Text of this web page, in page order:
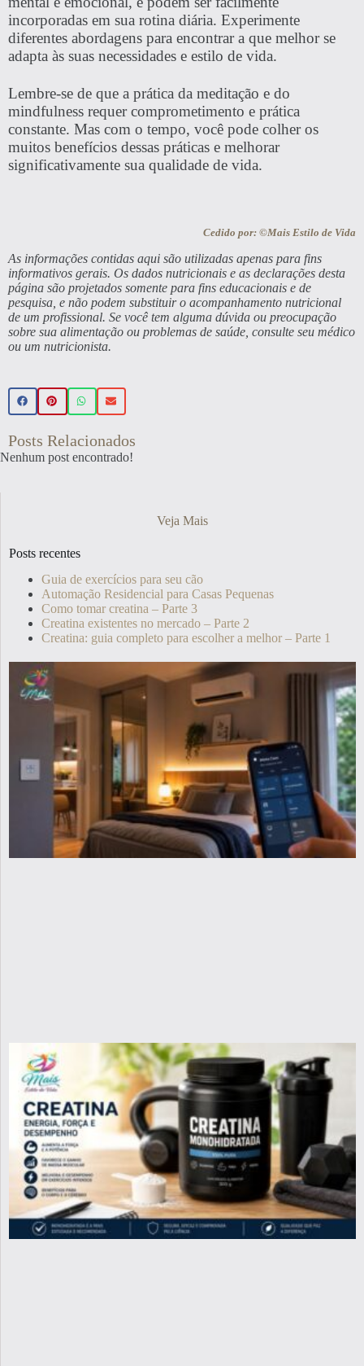
incorporadas em sua rotina diária. Experimente
diferentes abordagens para encontrar a que melhor se
adapta às suas necessidades e estilo de vida.
Lembre-se de que a prática da meditação e do
mindfulness requer comprometimento e prática
constante. Mas com o tempo, você pode colher os
muitos benefícios dessas práticas e melhorar
significativamente sua qualidade de vida.
Cedido por: ©Mais Estilo de Vida
As informações contidas aqui são utilizadas apenas para fins
informativos gerais. Os dados nutricionais e as declarações desta
página são projetados somente para fins educacionais e de
pesquisa, e não podem substituir o acompanhamento nutricional
de um profissional. Se você tem alguma dúvida ou preocupação
sobre sua alimentação ou problemas de saúde, consulte seu médico
ou um nutricionista.
Posts Relacionados
Nenhum post encontrado!
Veja Mais
Posts recentes
Guia de exercícios para seu cão
Automação Residencial para Casas Pequenas
Como tomar creatina – Parte 3
Creatina existentes no mercado – Parte 2
Creatina: guia completo para escolher a melhor – Parte 1